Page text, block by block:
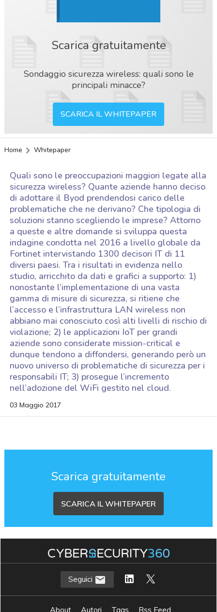
Scarica gratuitamente
Sondaggio sicurezza wireless: quali sono le
principali minacce?
SCARICA IL WHITEPAPER
Home Whitepaper
Quali sono le preoccupazioni maggiori legate alla
sicurezza wireless? Quante aziende hanno deciso
di adottare il Byod prendendosi carico delle
problematiche che ne derivano? Che tipologia di
soluzioni stanno scegliendo le imprese? Attorno
a queste e altre domande si sviluppa questa
indagine condotta nel 2016 a livello globale da
Fortinet intervistando 1300 decisori IT di 11
diversi paesi. Tra i risultati in evidenza nello
studio, arricchito da dati e grafici a supporto: 1)
nonostante l’implementazione di una vasta
gamma di misure di sicurezza, si ritiene che
l’accesso e l’infrastruttura LAN wireless non
abbiano mai conosciuto così alti livelli di rischio di
violazione; 2) le applicazioni IoT per grandi
aziende sono considerate mission-critical e
dunque tendono a diffondersi, generando però un
nuovo universo di problematiche di sicurezza per i
responsabili IT; 3) prosegue l’incremento
nell’adozione del WiFi gestito nel cloud.
03 Maggio 2017
Scarica gratuitamente
SCARICA IL WHITEPAPER
Seguici
About Autori Tags
Rss Feed